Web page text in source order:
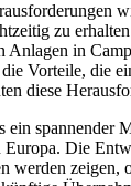
zu
Anlagen in
Vorteile, die
diese
ein spannender
Europa. Die
werden zeigen,